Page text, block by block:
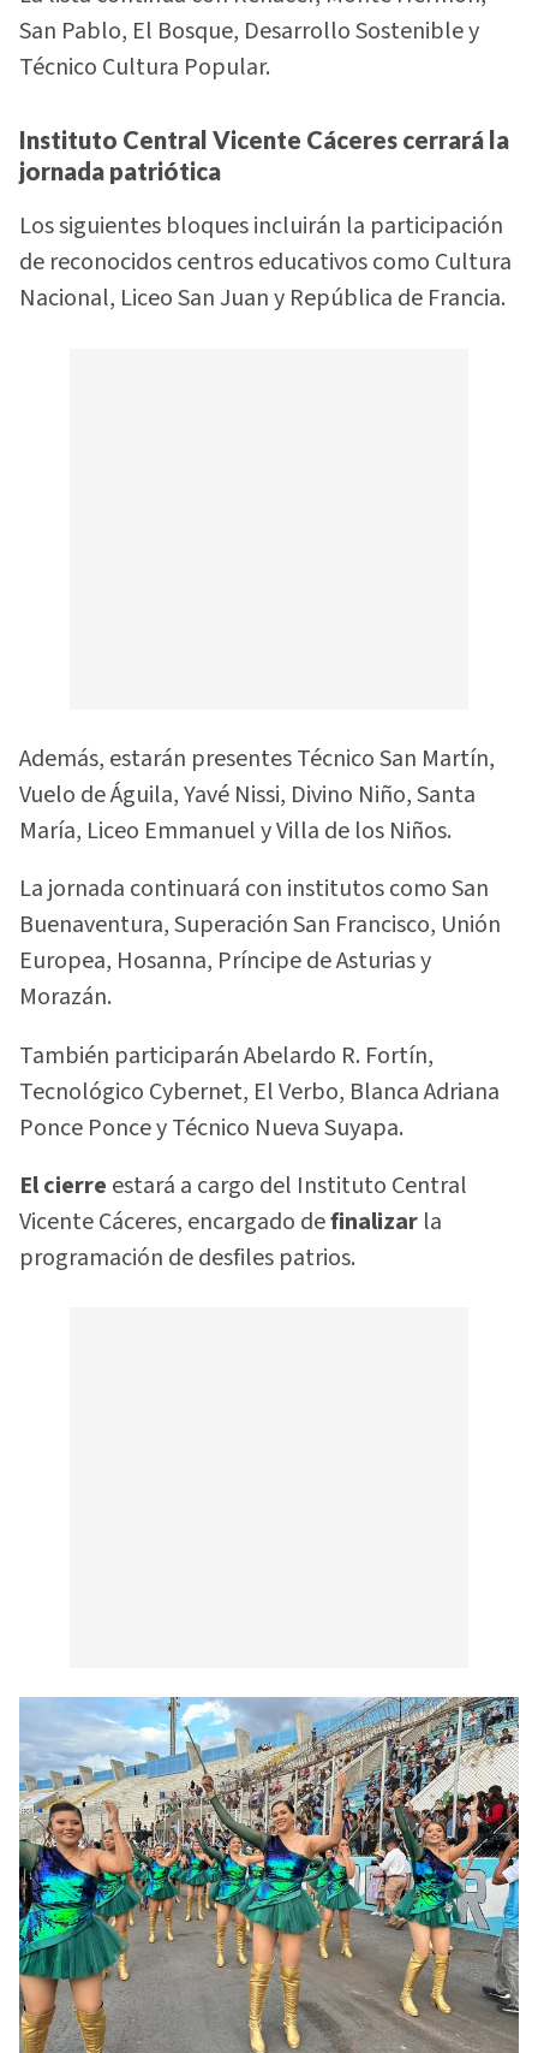
San Pablo, El Bosque, Desarrollo Sostenible y
Técnico Cultura Popular.
Instituto Central Vicente Cáceres cerrará la
jornada patriótica
Los siguientes bloques incluirán la participación
de reconocidos centros educativos como Cultura
Nacional, Liceo San Juan y República de Francia.
Además, estarán presentes Técnico San Martín,
Vuelo de Águila, Yavé Nissi, Divino Niño, Santa
María, Liceo Emmanuel y Villa de los Niños.
La jornada continuará con institutos como San
Buenaventura, Superación San Francisco, Unión
Europea, Hosanna, Príncipe de Asturias y
Morazán.
También participarán Abelardo R. Fortín,
Tecnológico Cybernet, El Verbo, Blanca Adriana
Ponce Ponce y Técnico Nueva Suyapa.
El cierre estará a cargo del Instituto Central
Vicente Cáceres, encargado definalizar la
programación de desfiles patrios.